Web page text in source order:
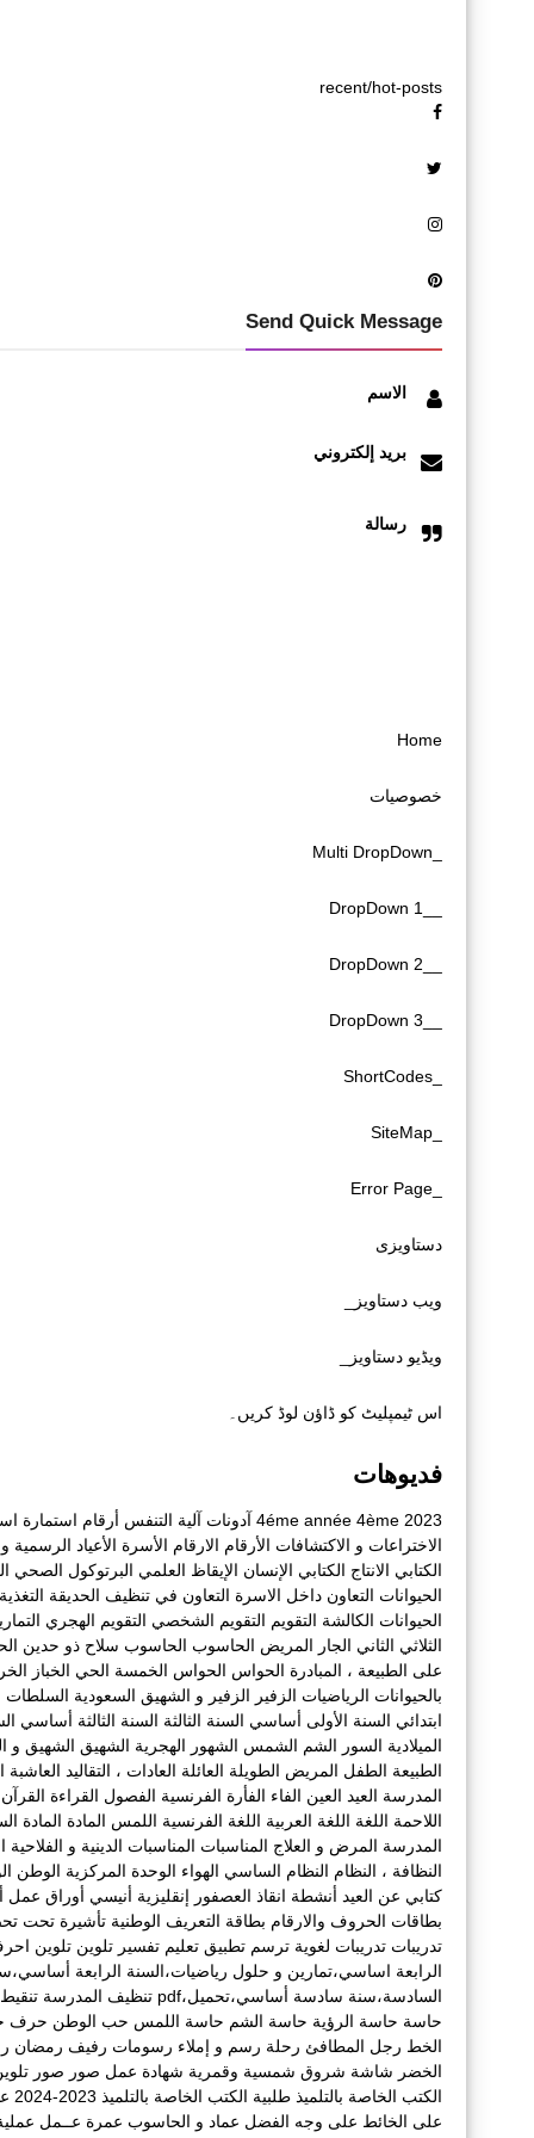
recent/hot-posts
Send Quick Message
الاسم
بريد إلكتروني
رسالة
Home
خصوصیات
دستاویزی
ویب دستاویز_
ویڈیو دستاویز_
اس ٹیمپلیٹ کو ڈاؤن لوڈ کریں۔
فديوهات
2023
4ème
4éme année آدونات آلية التنفس أرقام استمارة
الاختراعات و الاكتشافات الأرقام الارقام الأسرة الأعياد الرسمية و
الكتابي الانتاج الكتابي الإنسان الإيقاظ العلمي البرتوكول الصحي
الحيوانات التعاون داخل الاسرة التعاون في تنظيف الحديقة التغذية
الحيوانات الكالشة التقويم التقويم الشخصي التقويم الهجري
الثلاثي الثاني الجار المريض الحاسوب الحاسوب سلاح ذو حدين
على الطبيعة ، المبادرة الحواس الحواس الخمسة الحي الخباز
بالحيوانات الرياضيات الزفير الزفير و الشهيق السعودية السلطات
ابتدائي السنة الأولى أساسي السنة الثالثة السنة الثالثة أساسي
الميلادية السور الشم الشمس الشهور الهجرية الشهيق الشهيق و
الطبيعة الطفل المريض الطويلة العائلة العادات ، التقاليد العاشبة
المدرسة العيد العين الفاء الفأرة الفرنسية الفصول القراءة القرآن
اللاحمة اللغة اللغة العربية اللغة الفرنسية اللمس المادة المادة
المدرسة المرض و العلاج المناسبات المناسبات الدينية و الفلاحية
النظافة ، النظام النظام الساسي الهواء الوحدة المركزية الوطن
كتابي عن العيد أنشطة انقاذ العصفور إنقليزية أنيسي أوراق عمل
بطاقات الحروف والارقام بطاقة التعريف الوطنية تأشيرة تحت
تدريبات تدريبات لغوية ترسم تطبيق تعليم تفسير تلوين تلوين
الرابعة اساسي،تمارين و حلول رياضيات،السنة الرابعة
السادسة،سنة سادسة أساسي،تحميل،pdf
تنظيف المدرسة تنقيط
حاسة حاسة الرؤية حاسة الشم حاسة اللمس حب الوطن حرف
الخط رجل المطافئ رحلة رسم و إملاء رسومات رفيف رمضان
الخضر شاشة شروق شمسية وقمرية شهادة عمل صور صور
الكتب الخاصة بالتلميذ طلبية الكتب الخاصة بالتلميذ 2023-2024
على الخائط على وجه الفضل عماد و الحاسوب عمرة عــمل